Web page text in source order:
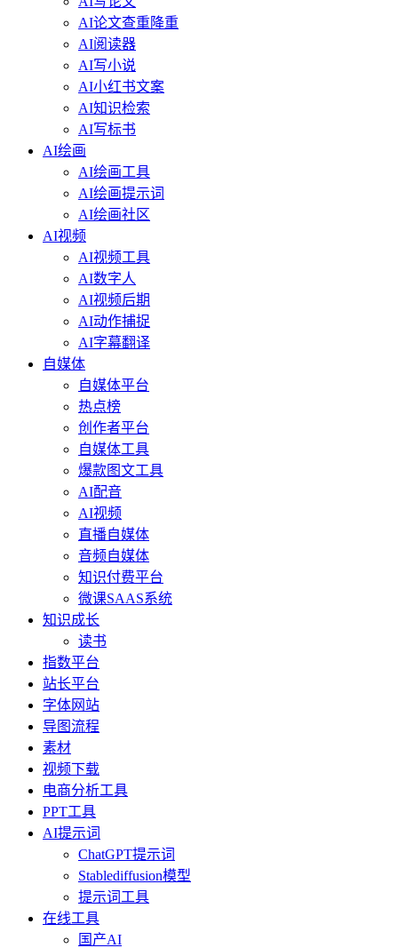
AI论文查重降重
AI阅读器
AI写小说
AI小红书文案
AI知识检索
AI写标书
AI绘画
AI绘画工具
AI绘画提示词
AI绘画社区
AI视频
AI视频工具
AI数字人
AI视频后期
AI动作捕捉
AI字幕翻译
自媒体
自媒体平台
热点榜
创作者平台
自媒体工具
爆款图文工具
AI配音
AI视频
直播自媒体
音频自媒体
知识付费平台
微课SAAS系统
知识成长
读书
指数平台
站长平台
字体网站
导图流程
素材
视频下载
电商分析工具
PPT工具
AI提示词
ChatGPT提示词
Stablediffusion模型
提示词工具
在线工具
国产AI